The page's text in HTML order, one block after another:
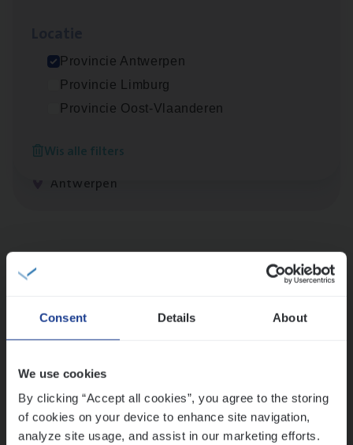
Consent Details About
We use cookies
By clicking “Accept all cookies”, you agree to the storing
of cookies on your device to enhance site navigation,
analyze site usage, and assist in our marketing efforts.
Provincie Antwerpen
Provincie Limburg
Provincie Oost-Vlaanderen
Wis alle filters
Antwerpen
Claims Management
Antwerpen
Lees onze verhalen
humor
Thalia zoekt graag oplossingen, in games én op het
werk